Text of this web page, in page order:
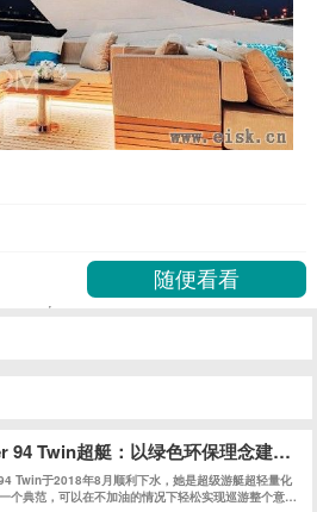
94 Twin超艇：以绿色环保理念建造的
Twin于2018年8月顺利下水，她是超级游艇超轻量化
个典范，可以在不加油的情况下轻松实现巡游整个意大